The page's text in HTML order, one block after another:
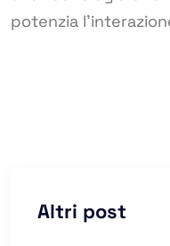
Altri post
potenzia